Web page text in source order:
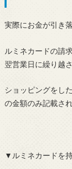
実際にお金が引き
ルミネカードの請
翌営業日に繰り越
ショッピングをし
の金額のみ記載され
▼ルミネカードを